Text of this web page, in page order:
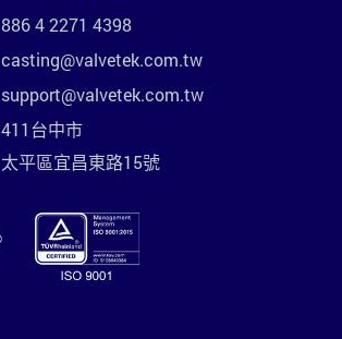
886 4 2271 4398
casting@valvetek.com.tw
support@valvetek.com.tw
411台中市
太平區宜昌東路15號